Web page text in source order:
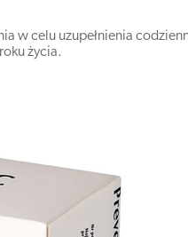
w celu uzupełnienia
życia.